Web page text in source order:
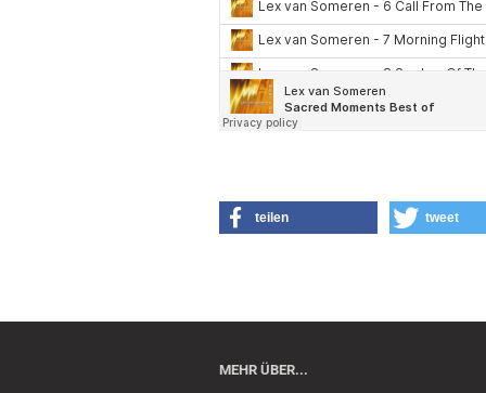
teilen tweet
MEHR ÜBER...